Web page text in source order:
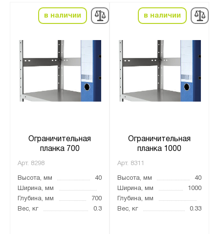
в наличии
Ограничительная
планка 700
Арт. 8298
Высота, мм
40
Ширина, мм
Глубина, мм
700
Вес, кг
0.3
в наличии
Ограничительная
планка 1000
Арт. 8311
Высота, мм
40
Ширина, мм
1000
Глубина, мм
Вес, кг
0.33